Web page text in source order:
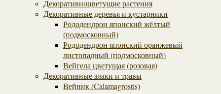
Декоративноцветущие растения
Декоративные деревья и кустарники
Рододендрон японский жёлтый
(подмосковный)
Рододендрон японский оранжевый
листопадный (подмосковный)
Вейгела цветущая (розовая)
Декоративные злаки и травы
Вейник (Calamagrostis)